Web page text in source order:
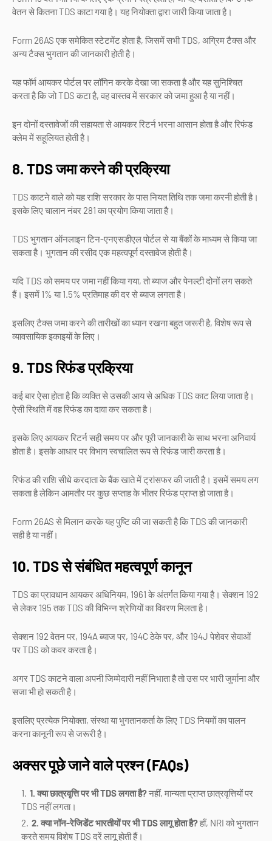
वेतन से कितना TDS काटा गया है। यह नियोक्ता द्वारा जारी किया जाता है।
Form 26AS एक समेकित स्टेटमेंट होता है, जिसमें सभी TDS, अग्रिम टैक्स और
अन्य टैक्स भुगतान की जानकारी होती है।
यह फॉर्म आयकर पोर्टल पर लॉगिन करके देखा जा सकता है और यह सुनिश्चित
करता है कि जो TDS कटा है, वह वास्तव में सरकार को जमा हुआ है या नहीं।
इन दोनों दस्तावेजों की सहायता से आयकर रिटर्न भरना आसान होता है और रिफंड
क्लेम में सहूलियत होती है।
8. TDS जमा करने की प्रक्रिया
TDS काटने वाले को यह राशि सरकार के पास नियत तिथि तक जमा करनी होती है।
इसके लिए चालान नंबर 281 का प्रयोग किया जाता है।
TDS भुगतान ऑनलाइन टिन-एनएसडीएल पोर्टल से या बैंकों के माध्यम से किया जा
सकता है। भुगतान की रसीद एक महत्वपूर्ण दस्तावेज होती है।
यदि TDS को समय पर जमा नहीं किया गया, तो ब्याज और पेनल्टी दोनों लग सकते
हैं। इसमें 1% या 1.5% प्रतिमाह की दर से ब्याज लगता है।
इसलिए टैक्स जमा करने की तारीखों का ध्यान रखना बहुत जरूरी है, विशेष रूप से
व्यावसायिक इकाइयों के लिए।
9. TDS रिफंड प्रक्रिया
कई बार ऐसा होता है कि व्यक्ति से उसकी आय से अधिक TDS काट लिया जाता है।
ऐसी स्थिति में वह रिफंड का दावा कर सकता है।
इसके लिए आयकर रिटर्न सही समय पर और पूरी जानकारी के साथ भरना अनिवार्य
होता है। इसके आधार पर विभाग स्वचालित रूप से रिफंड जारी करता है।
रिफंड की राशि सीधे करदाता के बैंक खाते में ट्रांसफर की जाती है। इसमें समय लग
सकता है लेकिन आमतौर पर कुछ सप्ताह के भीतर रिफंड प्राप्त हो जाता है।
Form 26AS से मिलान करके यह पुष्टि की जा सकती है कि TDS की जानकारी
सही है या नहीं।
10. TDS से संबंधित महत्वपूर्ण कानून
TDS का प्रावधान आयकर अधिनियम, 1961 के अंतर्गत किया गया है। सेक्शन 192
से लेकर 195 तक TDS की विभिन्न श्रेणियों का विवरण मिलता है।
सेक्शन 192 वेतन पर, 194A ब्याज पर, 194C ठेके पर, और 194J पेशेवर सेवाओं
पर TDS को कवर करता है।
अगर TDS काटने वाला अपनी जिम्मेदारी नहीं निभाता है तो उस पर भारी जुर्माना और
सजा भी हो सकती है।
इसलिए प्रत्येक नियोक्ता, संस्था या भुगतानकर्ता के लिए TDS नियमों का पालन
करना कानूनी रूप से जरूरी है।
अक्सर पूछे जाने वाले प्रश्न (FAQs)
1. क्या छात्रवृत्ति पर भी TDS लगता है?नहीं, मान्यता प्राप्त छात्रवृत्तियों पर
TDS नहीं लगता।
2. क्या नॉन-रेजिडेंट भारतीयों पर भी TDS लागू होता है?हाँ, NRI को भुगतान
करते समय विशेष TDS दरें लागू होती हैं।